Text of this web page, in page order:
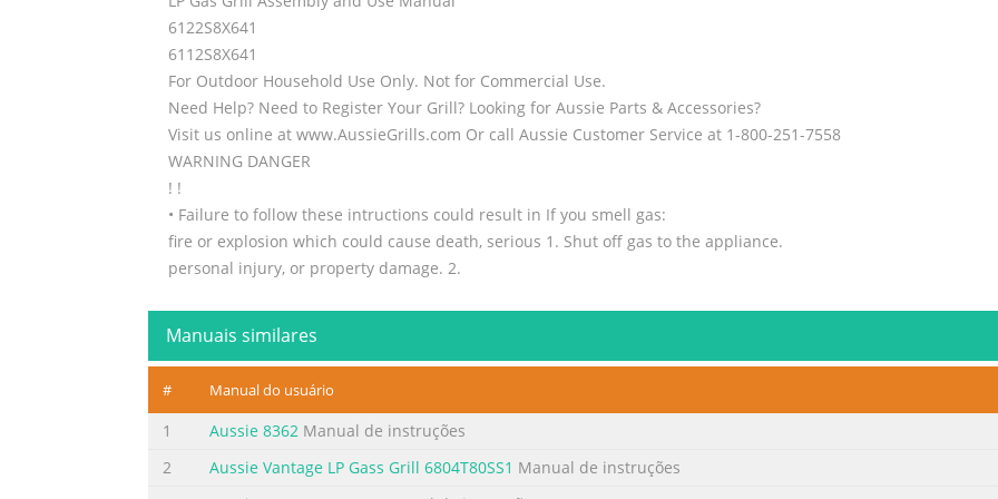
6122S8X641
6112S8X641
For Outdoor Household Use Only. Not for Commercial Use.
Need Help? Need to Register Your Grill? Looking for Aussie Parts & Accessories?
Visit us online at www.AussieGrills.com Or call Aussie Customer Service at 1-800-251-7558
WARNING DANGER
! !
• Failure to follow these intructions could result in If you smell gas:
fire or explosion which could cause death, serious 1. Shut off gas to the appliance.
personal injury, or property damage. 2.
Resumo do conteúdo contido na página número 2
2 NOTICE Meco Corporation strives to be a quality supplier of consumer products. If we omitted any parts
troubleshooting information, please contact us using our toll free number or visit our website. It is important
receipt. 1-800-251-7558 Consumer Service Department 8 am - 5 pm E.S.T. Monday - Friday MECO
Industrial Road 1-423-639-2570 (Fax) Greenville, TN 37745 USA www.aussi
Resumo do conteúdo contido na página número 3
Manuais similares
# Manual do usuário
1 Aussie 8362 Manual de instruções
2
Aussie Vantage LP Gass Grill 6804T80SS1 Manual de instruções